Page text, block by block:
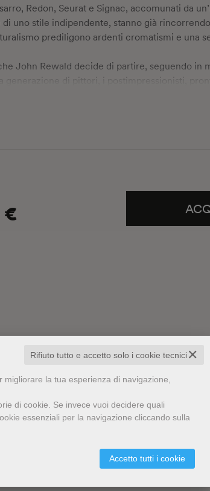
✕
Rifiuto tutto e accetto solo i cookie tecnici
la tua esperienza di navigazione,
di cookie. Se invece vuoi decidere quali
essenziali per la navigazione cliccando sulla
Accetto tutti i cookie
Redon, Seurat e Signac, accomunati da
uno stile indipendente, stanno già
prediligono ardenti cromatismi e una
John Rewald decide di partire, seguendo in
generazione di pittori, i postimpressionisti,
di questo caleidoscopio un ruolo di primo
,
che aveva accolto van Gogh sette anni
vibrante facendo appello a tutto il
nuove sfide che il futuro gli riserva. È l’alba di
€